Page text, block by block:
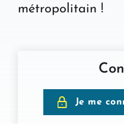
métropolitain !
Je me